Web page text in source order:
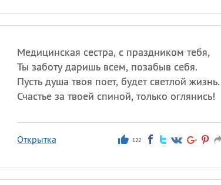
Медицинская сестра, с праздником тебя,
Ты заботу даришь всем, позабыв себя.
Пусть душа твоя поет, будет светлой жизнь.
Счастье за твоей спиной, только оглянись!
Открытка 122